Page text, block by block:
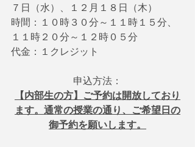
７日（水）、１２月１８日（木）
時間：１０時３０分～１１時１５分、
１１時２０分～１２時０５分
代金：１クレジット
申込方法：
【内部生の方】ご予約は開放しており
ます。通常の授業の通り、ご希望日の
御予約を願いします。